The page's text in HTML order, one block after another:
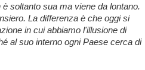
soltanto sua ma viene da lontano.
La differenza è che oggi si
in cui abbiamo l'illusione di
al suo interno ogni Paese cerca di